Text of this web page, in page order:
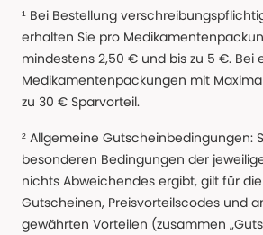
¹ Bei Bestellung
erhalten Sie pro
mindestens 2,50 € und bis zu 5 €. Bei
Medikamentenpackungen mit
zu 30 € Sparvorteil.
² Allgemeine Gutscheinbedingungen:
besonderen Bedingungen der
nichts Abweichendes ergibt, gilt für
Gutscheinen, Preisvorteilscodes und
gewährten Vorteilen (zusammen